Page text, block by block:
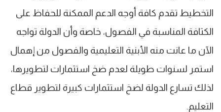
التخطيط تقدم كافة أوجه الدعم الممكنة للحفاظ على
الكثافة المناسبة في الفصول، خاصة وأن الدولة تواجه
الآن ما عانت منه الأبنية التعليمية والفصول من إهمال
استمر لسنوات طويلة لعدم ضخ استثمارات لتطويرها،
لذلك تسارع الدولة لضخ استثمارات كبيرة لتطوير قطاع
التعليم.